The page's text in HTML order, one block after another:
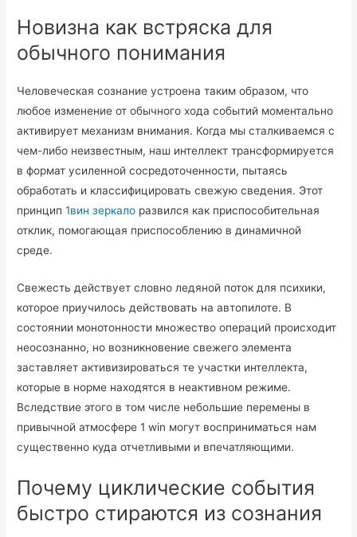
Новизна как встряска для
обычного понимания
Человеческая сознание устроена таким образом, что
любое изменение от обычного хода событий моментально
активирует механизм внимания. Когда мы сталкиваемся с
чем-либо неизвестным, наш интеллект трансформируется
в формат усиленной сосредоточенности, пытаясь
обработать и классифицировать свежую сведения. Этот
принцип1вин зеркало развился как приспособительная
отклик, помогающая приспособлению в динамичной
среде.
Свежесть действует словно ледяной поток для психики,
которое приучилось действовать на автопилоте. В
состоянии монотонности множество операций происходит
неосознанно, но возникновение свежего элемента
заставляет активизироваться те участки интеллекта,
которые в норме находятся в неактивном режиме.
Вследствие этого в том числе небольшие перемены в
привычной атмосфере 1 win могут восприниматься нам
существенно куда отчетливыми и впечатляющими.
Почему циклические события
быстро стираются из сознания